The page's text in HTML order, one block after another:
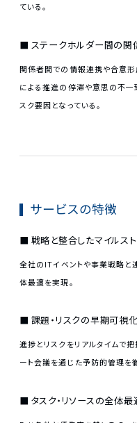
ている。
ステークホルダー間の関
関係者間での情報連携や合意形
による推進の停滞や意思の不一
スク要因となっている。
サービスの特徴
戦略と整合したマイルス
全社のITイベントや事業戦略と
体最適を実現。
課題・リスクの早期可視
進捗とリスクをリアルタイムで
ート会議を通じた予防的管理を
タスク・リソースの全体最